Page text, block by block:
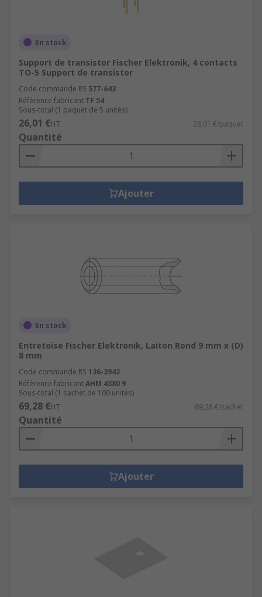
En stock
Support de transistor Fischer Elektronik, 4 contacts
TO-5 Support de transistor
Code commande RS 577-643
Référence fabricant TF 54
Sous-total (1 paquet de 5 unités)
26,01 €HT 26,01 €/paquet
Quantité
Ajouter
En stock
Entretoise Fischer Elektronik, Laiton Rond 9 mm x (D)
8 mm
Code commande RS 136-3942
Référence fabricantAHM 4380 9
Sous-total (1 sachet de 100 unités)
69,28 €HT 69,28 €/sachet
Quantité
Ajouter